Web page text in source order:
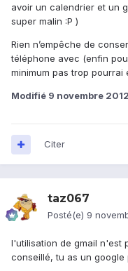
avoir un calendrier et un
super malin :P )
Rien n’empêche de
téléphone avec (enfin
minimum pas trop
Modifié 9 novembre 2012
Citer
taz067
Posté(e) 9
l'utilisation de gmail n'est
conseillé, tu as un google